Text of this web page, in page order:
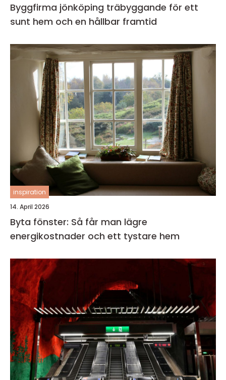
Byggfirma jönköping träbyggande för ett
sunt hem och en hållbar framtid
inspiration
14. April 2026
Byta fönster: Så får man lägre
energikostnader och ett tystare hem